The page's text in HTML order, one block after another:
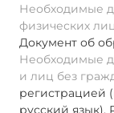
Необходимые
физических
Документ об
Необходимые
и лиц без
регистрацией
русский язык),